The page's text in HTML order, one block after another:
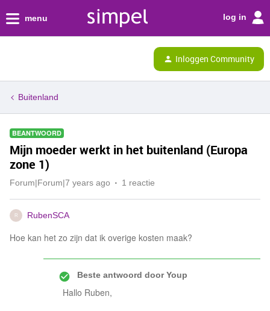
menu log in
Inloggen Community
Buitenland
BEANTWOORD
Mijn moeder werkt in het buitenland (Europa
zone 1)
Forum|Forum|7 years ago 1 reactie
R RubenSCA
Hoe kan het zo zijn dat ik overige kosten maak?
Beste antwoord doorYoup
Hallo Ruben,